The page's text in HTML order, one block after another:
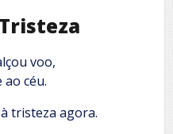
voo,
ao céu.
tristeza agora.